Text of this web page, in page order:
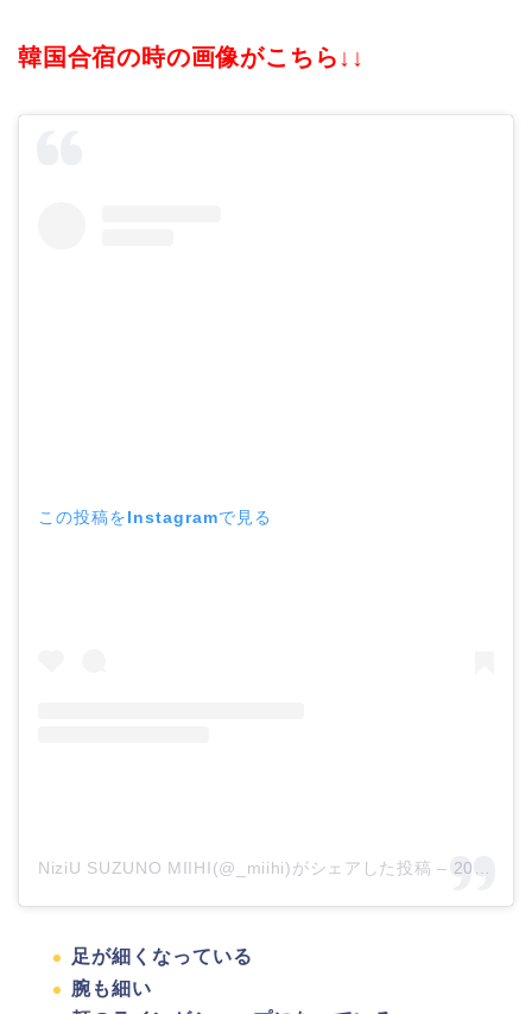
韓国合宿の時の画像がこちら↓↓
この投稿をInstagramで見る
NiziU SUZUNO MIIHI(@_miihi)がシェアした投稿 – 2020年 6月月24日午前4時00分PDT
足が細くなっている
腕も細い